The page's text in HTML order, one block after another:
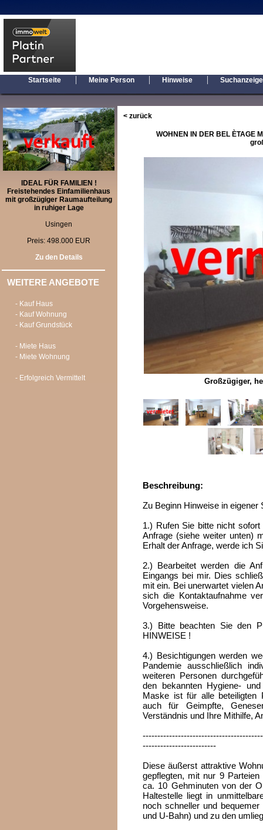
Startseite | Meine Person | Hinweise |
< zurück
WOHNEN IN DER BEL ÈTAGE
Großzügiger,
Beschreibung:
Zu Beginn Hinweise in eigener
1.) Rufen Sie bitte nicht
Anfrage (siehe weiter unten)
Erhalt der Anfrage, werde ich
2.) Bearbeitet werden die
Eingangs bei mir. Dies
mit ein. Bei unerwartet vielen
sich die Kontaktaufnahme
Vorgehensweise.
3.) Bitte beachten Sie den
HINWEISE !
4.) Besichtigungen werden
Pandemie ausschließlich
weiteren Personen
den bekannten Hygiene-
Maske ist für alle beteiligten
auch für Geimpfte,
Verständnis und Ihre Mithilfe,
-------------------------
Diese äußerst attraktive
gepflegten, mit nur 9
ca. 10 Gehminuten von der
Haltestelle liegt in
noch schneller und
und U-Bahn) und zu den
IDEAL FÜR FAMILIEN !
Freistehendes Einfamilienhaus
mit großzügiger Raumaufteilung
in ruhiger Lage
Usingen
Preis: 498.000 EUR
Zu den Details
WEITERE ANGEBOTE
- Kauf Haus
- Kauf Wohnung
- Kauf Grundstück
- Miete Haus
- Miete Wohnung
- Erfolgreich Vermittelt